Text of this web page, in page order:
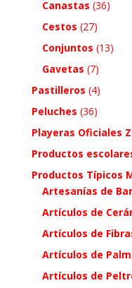
Canastas (36)
Cestos (27)
Conjuntos (13)
Gavetas (7)
Pastilleros (4)
Peluches (36)
Playeras Oficiales
Productos
Productos Típicos
Artesanías de
Artículos de
Artículos de
Artículos de
Artículos de